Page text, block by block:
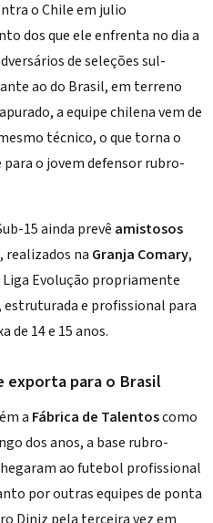
o Chile em julio
dos que ele enfrenta no dia a
de seleções sul-
ao do Brasil, em terreno
a equipe chilena vem de
técnico, o que torna o
o jovem defensor rubro-
15 ainda prevê amistosos
, realizados na Granja Comary,
Evolução propriamente
e profissional para
de 14 e 15 anos.
exporta para o Brasil
a Fábrica de Talentoscomo
dos anos, a base rubro-
ao futebol profissional
por outras equipes de ponta